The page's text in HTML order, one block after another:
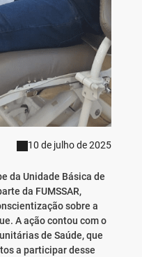
10 de julho de 2025
da Unidade Básica de
da FUMSSAR,
sobre a
A ação contou com o
de Saúde, que
a participar desse